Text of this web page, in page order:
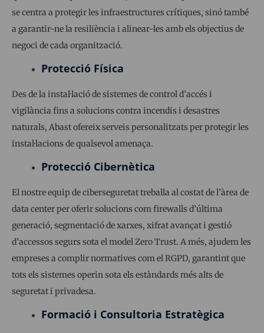
se centra a protegir les infraestructures crítiques, sinó també
a garantir-ne la resiliència i alinear-les amb els objectius de
negoci de cada organització.
Protecció Física
Des de la instal·lació de sistemes de control d’accés i
vigilància fins a solucions contra incendis i desastres
naturals, Abast ofereix serveis personalitzats per protegir les
instal·lacions de qualsevol amenaça.
Protecció Cibernètica
El nostre equip de ciberseguretat treballa al costat de l’àrea de
data center per oferir solucions com firewalls d’última
generació, segmentació de xarxes, xifrat avançat i gestió
d’accessos segurs sota el model Zero Trust. A més, ajudem les
empreses a complir normatives com el RGPD, garantint que
tots els sistemes operin sota els estàndards més alts de
seguretat i privadesa.
Formació i Consultoria Estratègica